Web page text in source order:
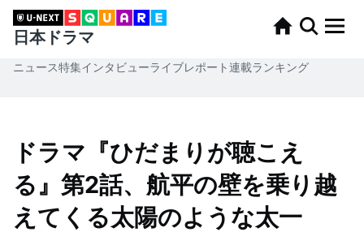
日本ドラマ
ニュース特集インタビューライブレポート連載ランキング
ドラマ『ひだまりが聴こえ
る』第2話、航平の壁を乗り越
えてくる太陽のような太一